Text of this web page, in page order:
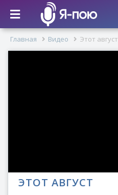
Главная Видео Этот август
ЭТОТ АВГУСТ